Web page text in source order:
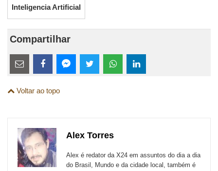
Inteligencia Artificial
Compartilhar
Estes
links
são
sites
externos
esta
Email
esta
FacebookMessenger
TwitterWhatsApp
Voltar ao topo
Alex Torres
Alex é redator da X24 em assuntos do dia a dia
do Brasil, Mundo e da cidade local, também é